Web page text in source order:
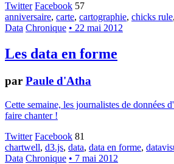
Twitter Facebook 57
anniversaire, carte, cartographie, chicks rule,
Data Chronique • 22 mai 2012
Les data en forme
par Paule d'Atha
Cette semaine, les journalistes de données d'
faire chanter !
Twitter Facebook 81
chartwell, d3.js, data, data en forme,
Data Chronique • 7 mai 2012